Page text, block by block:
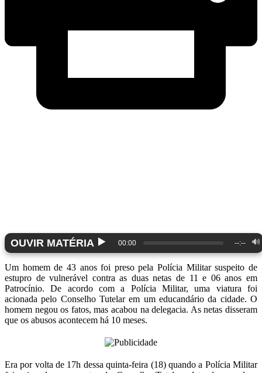
OUVIR MATÉRIA ▶️ 00:00 --:-- 🔊
Um homem de 43 anos foi preso pela Polícia Militar suspeito de
estupro de vulnerável contra as duas netas de 11 e 06 anos em
Patrocínio. De acordo com a Polícia Militar, uma viatura foi
acionada pelo Conselho Tutelar em um educandário da cidade. O
homem negou os fatos, mas acabou na delegacia. As netas disseram
que os abusos acontecem há 10 meses.
Era por volta de 17h dessa quinta-feira (18) quando a Polícia Militar